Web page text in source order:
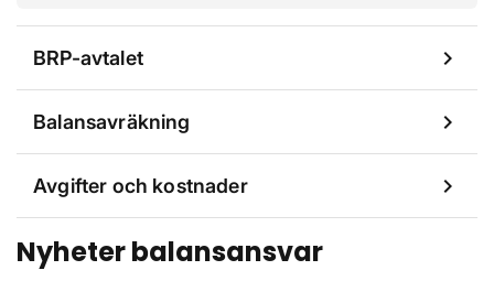
BRP-avtalet chevron_right
Balansavräkning chevron_right
Avgifter och kostnader chevron_right
Nyheter balansansvar